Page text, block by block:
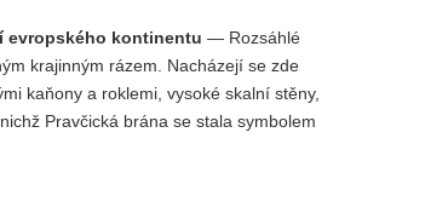
evropského kontinentu — Rozsáhlé
krajinným rázem. Nacházejí se zde
kaňony a roklemi, vysoké skalní stěny,
Pravčická brána se stala symbolem